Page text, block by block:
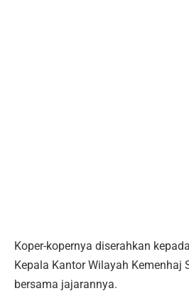
Koper-kopernya diserahkan
Kepala Kantor Wilayah Kemenhaj
bersama jajarannya.